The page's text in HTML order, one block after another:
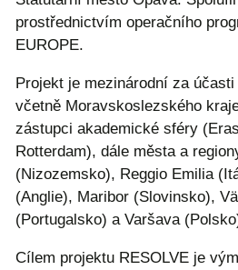
prostřednictvím operačního
EUROPE.
Projekt je mezinárodní za
včetně Moravskoslezského
zástupci akademické sféry
Rotterdam), dále města a
(Nizozemsko), Reggio Emilia
(Anglie), Maribor (Slovinsko),
(Portugalsko) a Varšava
Cílem projektu RESOLVE je